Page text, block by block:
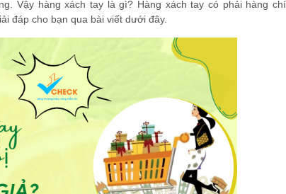
Vậy hàng xách tay là gì? Hàng xách tay có phải hàng
đáp cho bạn qua bài viết dưới đây.